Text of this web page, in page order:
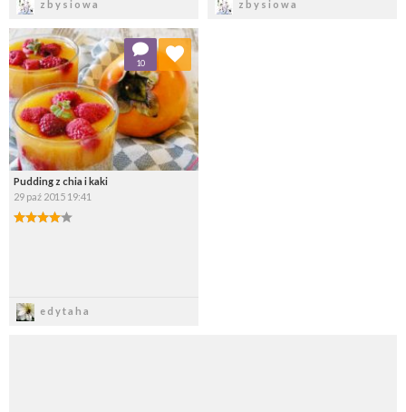
zbysiowa zbysiowa
Pudding z chia i kaki
29 paź 2015 19:41
edytaha
10
Dodaj do ulubionych
Wybierz listę: